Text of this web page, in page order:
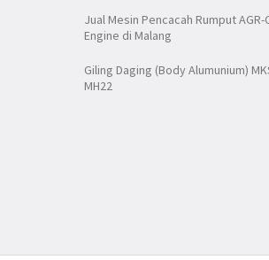
Jual Mesin Pencacah Rumput AGR-
Engine di Malang
Giling Daging (Body Alumunium)
MH22